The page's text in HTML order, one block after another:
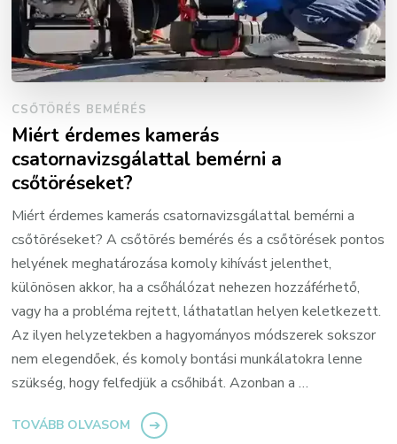
CSŐTÖRÉS BEMÉRÉS
Miért érdemes kamerás
csatornavizsgálattal bemérni a
csőtöréseket?
Miért érdemes kamerás csatornavizsgálattal bemérni a
csőtöréseket? A csőtörés bemérés és a csőtörések pontos
helyének meghatározása komoly kihívást jelenthet,
különösen akkor, ha a csőhálózat nehezen hozzáférhető,
vagy ha a probléma rejtett, láthatatlan helyen keletkezett.
Az ilyen helyzetekben a hagyományos módszerek sokszor
nem elegendőek, és komoly bontási munkálatokra lenne
szükség, hogy felfedjük a csőhibát. Azonban a …
TOVÁBB OLVASOM